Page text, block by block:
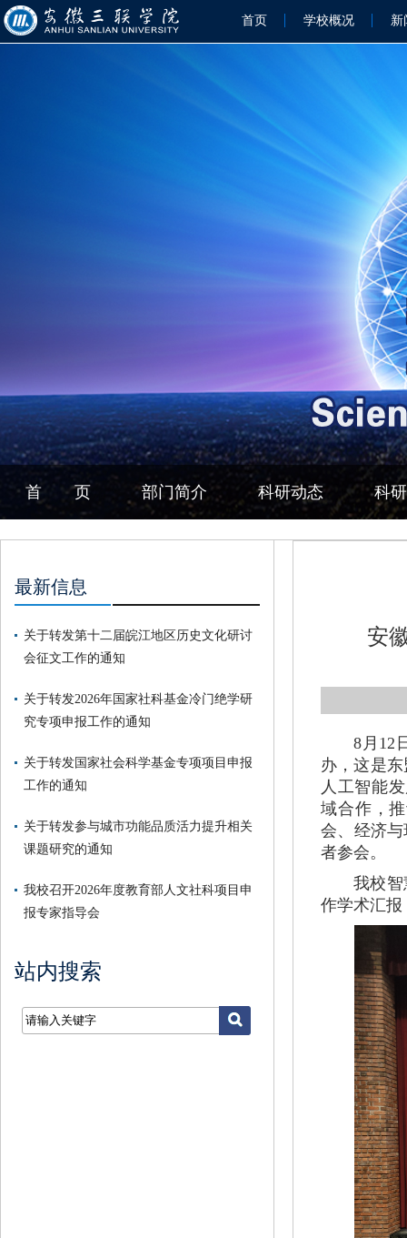
首页 学校概况 新
首 页 部门简介 科研动态 科
最新信息
关于转发第十二届皖江地区历史文化研讨
会征文工作的通知
关于转发2026年国家社科基金冷门绝学研
究专项申报工作的通知
关于转发国家社会科学基金专项项目申报
工作的通知
关于转发参与城市功能品质活力提升相关
课题研究的通知
我校召开2026年度教育部人文社科项目申
报专家指导会
站内搜索
安
8月12
办，这是
人工智能
域合作，
会、经济
者参会。
我校
作学术汇